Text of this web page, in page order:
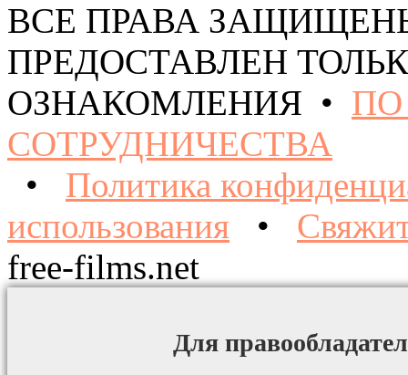
ВСЕ ПРАВА
ПРЕДОСТАВЛЕН
ОЗНАКОМЛЕНИЯ •
СОТРУДНИЧЕСТВА
• Политика
использования •
free-films.net
Для